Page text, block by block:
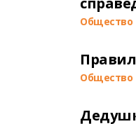
Общество
Общество